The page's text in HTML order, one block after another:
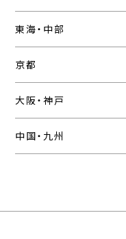
東海・中部
京都
大阪・神戸
中国・九州